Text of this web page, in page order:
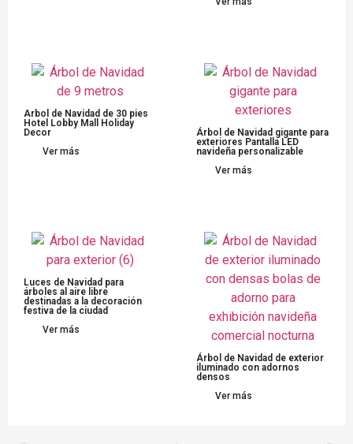
Arbol de Navidad de 30 pies
Hotel Lobby Mall Holiday
Decor
Ver más
Árbol de Navidad gigante para
exteriores Pantalla LED
navideña personalizable
Ver más
Luces de Navidad para
árboles al aire libre
destinadas a la decoración
festiva de la ciudad
Ver más
Árbol de Navidad de exterior
iluminado con adornos
densos
Ver más